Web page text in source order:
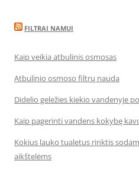
FILTRAI NAMUI
Kaip veikia atbulinis osmosas
Atbulinio osmoso filtrų nauda
Didelio geležies kiekio vandenyje
Kaip pagerinti vandens kokybę
Kokius lauko tualetus rinktis
aikštelėms